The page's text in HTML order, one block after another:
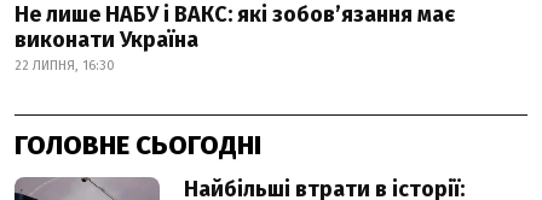
Не лише НАБУ і ВАКС: які зобов’язання має
виконати Україна
22 ЛИПНЯ, 16:30
ГОЛОВНЕ СЬОГОДНІ
Найбільші втрати в історії: